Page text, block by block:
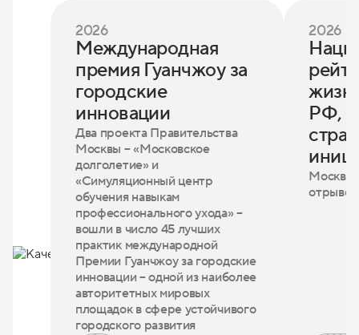
2026
Международная
премия Гуанчжоу за
городские
инновации
Два проекта Правительства
Москвы – «Московское
долголетие» и
«Симуляционный центр
обучения навыкам
профессионального ухода» –
вошли в число 45 лучших
практик международной
Премии Гуанчжоу за городские
инновации – одной из наиболее
авторитетных мировых
площадок в сфере устойчивого
городского развития
2026
РФ,
Москва